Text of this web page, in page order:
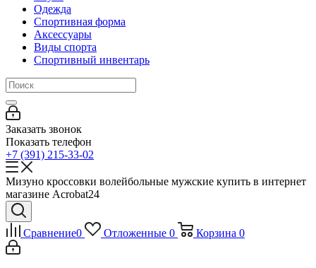
Одежда
Спортивная форма
Аксессуары
Виды спорта
Спортивный инвентарь
Заказать звонок
Показать телефон
+7 (391) 215-33-02
Мизуно кроссовки волейбольные мужские купить в интернет
магазине Acrobat24
Сравнение0 Отложенные 0 Корзина 0